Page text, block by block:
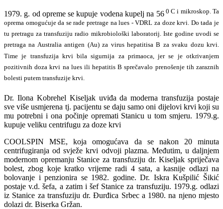
1979. g. od opreme se kupuje vodena kupelj na 56 0 C i mikroskop. Ta
oprema omogućuje da se rade pretrage na lues - VDRL za doze krvi. Do tada je
tu pretragu za transfuziju radio mikrobiološki laboratorij. Iste godine uvodi se
pretraga na Australia antigen (Au) za virus hepatitisa B za svaku dozu krvi.
Time je transfuzija krvi bila sigurnija za primaoca, jer se je otkrivanjem
pozitivnih doza krvi na lues ili hepatitis B sprečavalo prenošenje tih zaraznih
bolesti putem transfuzije krvi.
Dr. Ilona Kobrehel Kiseljak uviđa da moderna transfuzija postaje
sve više usmjerena tj. pacijentu se daju samo oni dijelovi krvi koji su
mu potrebni i ona počinje opremati Stanicu u tom smjeru. 1979.g.
kupuje veliku centrifugu za doze krvi
COOLSPIN MSE, koja omogućava da se nakon 20 minuta
centrifugiranja od svježe krvi odvoji plazma. Međutim, u daljnjem
modernom opremanju Stanice za transfuziju dr. Kiseljak spriječava
bolest, zbog koje kratko vrijeme radi 4 sata, a kasnije odlazi na
bolovanje i penzionira se 1982. godine. Dr. Iskra Kušpilić Šikić
postaje v.d. šefa, a zatim i šef Stanice za transfuziju. 1979.g. odlazi
iz Stanice za transfuziju dr. Ðurđica Srbec a 1980. na njeno mjesto
dolazi dr. Biserka Gržan.